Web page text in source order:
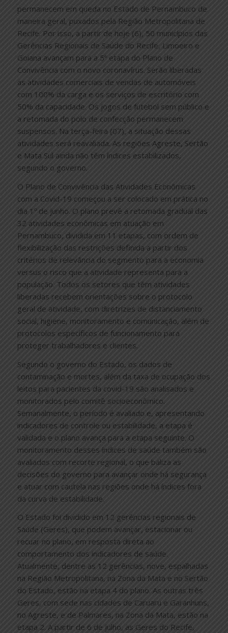
permanecem em queda no Estado de Pernambuco de
maneira geral, puxados pela Região Metropolitana de
Recife. Por isso, a partir de hoje (6), 50 municípios das
Gerências Regionais de Saúde do Recife, Limoeiro e
Goiana avançam para a 5ª etapa do Plano de
Convivência com o novo coronavírus. Serão liberadas
as atividades comerciais de vendas de automóveis
com 100% da carga e os serviços de escritório com
50% da capacidade. Os jogos de futebol sem público e
a retomada do polo de confecção permanecem
suspensos. Na terça-feira (07), a situação dessas
atividades será reavaliada. As regiões Agreste, Sertão
e Mata Sul ainda não têm índices estabilizados,
segundo o governo.
O Plano de Convivência das Atividades Econômicas
com a Covid-19 começou a ser colocado em prática no
dia 1º de junho. O plano prevê a retomada gradual das
32 atividades econômicas em atuação em
Pernambuco, dividida em 11 etapas, com ordem de
flexibilização das restrições definida a partir dos
critérios de relevância do segmento para a economia
versus o risco que a atividade representa para a
população. Todos os setores que têm atividades
liberadas recebem orientações sobre o protocolo
geral de atividade, com diretrizes de distanciamento
social, higiene, monitoramento e comunicação, além de
protocolos específicos de funcionamento para
proteger trabalhadores e clientes.
Segundo o governo do Estado, os dados de
contaminação e mortes, além da taxa de ocupação dos
leitos para pacientes da covid-19 são analisados e
monitorados pelo comitê socioeconômico.
Semanalmente, o período é avaliado e, apresentando
indicadores de controle ou estabilidade, a etapa é
validada e o plano avança para a etapa seguinte. O
monitoramento desses índices de saúde também são
avaliados com recorte regional, o que baliza as
decisões do governo para avançar onde há segurança
e atuar com cautela nas regiões onde há índices fora
da curva de estabilidade.
O Estado foi dividido em 12 gerências regionais de
Saúde (Geres), que podem avançar, estacionar ou
recuar no plano, em resposta direta ao
comportamento dos indicadores de saúde.
Atualmente, dentre as 12 gerências, nove, espalhadas
na Região Metropolitana, na Zona da Mata e no Sertão
do Estado, estão na etapa 4 do plano. As outras três
Geres, com sede nas cidades de Caruaru e Garanhuns,
no Agreste, e de Palmares, na Zona da Mata, estão na
etapa 2. A partir de 6 de julho, as Geres do Recife,